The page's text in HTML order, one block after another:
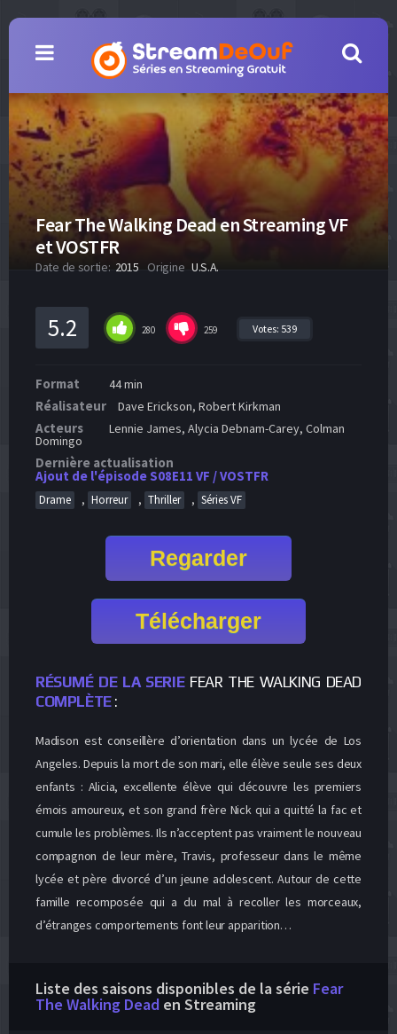
Fear The Walking Dead en Streaming VF
et VOSTFR
Date de sortie: 2015 Origine U.S.A.
5.2 280 259 Votes: 539
Format 44 min
Réalisateur Dave Erickson, Robert Kirkman
Acteurs Lennie James, Alycia Debnam-Carey, Colman
Domingo
Dernière actualisation
Ajout de l'épisode S08E11 VF / VOSTFR
Drame , Horreur , Thriller , Séries VF
Regarder
Télécharger
RÉSUMÉ DE LA SERIEFEAR THE WALKING DEAD
COMPLÈTE:
Madison est conseillère d’orientation dans un lycée de Los
Angeles. Depuis la mort de son mari, elle élève seule ses deux
enfants : Alicia, excellente élève qui découvre les premiers
émois amoureux, et son grand frère Nick qui a quitté la fac et
cumule les problèmes. Ils n’acceptent pas vraiment le nouveau
compagnon de leur mère, Travis, professeur dans le même
lycée et père divorcé d’un jeune adolescent. Autour de cette
famille recomposée qui a du mal à recoller les morceaux,
d’étranges comportements font leur apparition…
Liste des saisons disponibles de la série Fear
The Walking Dead en Streaming